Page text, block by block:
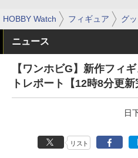
HOBBY Watch フィギュア グ
ニュース
【ワンホビG】新作フィ
トレポート【12時8分更新
日
リスト